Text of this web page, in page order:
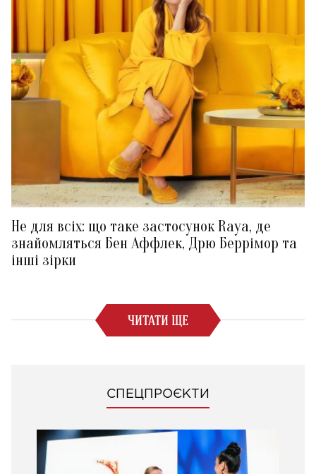
Не для всіх: що таке застосунок Raya, де
знайомляться Бен Аффлек, Дрю Беррімор та
інші зірки
ЧИТАТИ ЩЕ
СПЕЦПРОЄКТИ